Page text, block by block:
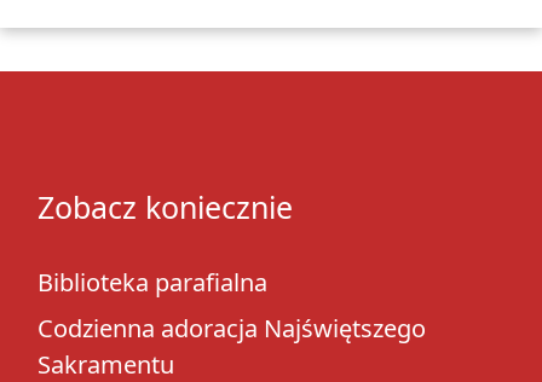
Zobacz koniecznie
Biblioteka parafialna
Codzienna adoracja Najświętszego
Sakramentu